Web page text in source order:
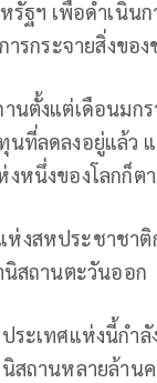
ฐฯ เพื่อดำเนิน
รกระจายสิ่งของ
ตั้งแต่เดือนมกร
นที่ลดลงอยู่แล้ว
หนึ่งของโลกก็ต
งสหประชาชา
สถานตะวันออก
ะเทศแห่งนี้กำ
สถานหลายล้า